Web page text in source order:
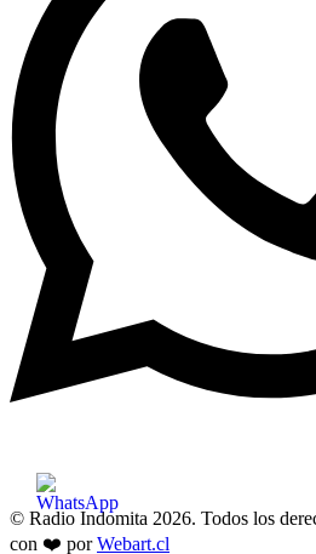
© Radio Indomita 2026. Todos los
con ❤️ porWebart.cl